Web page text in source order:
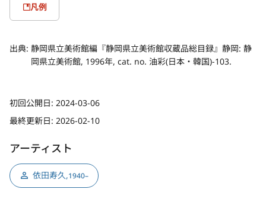
凡例
出典: 静岡県立美術館編『静岡県立美術館収蔵品総目録』静岡: 静
岡県立美術館, 1996年, cat. no. 油彩(日本・韓国)-103.
初回公開日: 2024-03-06
最終更新日: 2026-02-10
アーティスト
依田寿久,1940–